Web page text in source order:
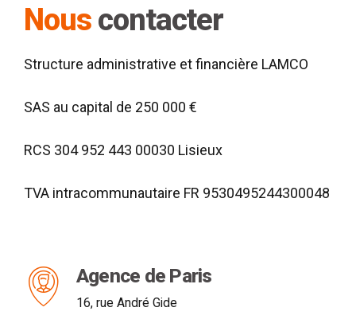
Nous contacter
Structure administrative et financière LAMCO
SAS au capital de 250 000 €
RCS 304 952 443 00030 Lisieux
TVA intracommunautaire FR 9530495244300048
Agence de Paris
16, rue André Gide